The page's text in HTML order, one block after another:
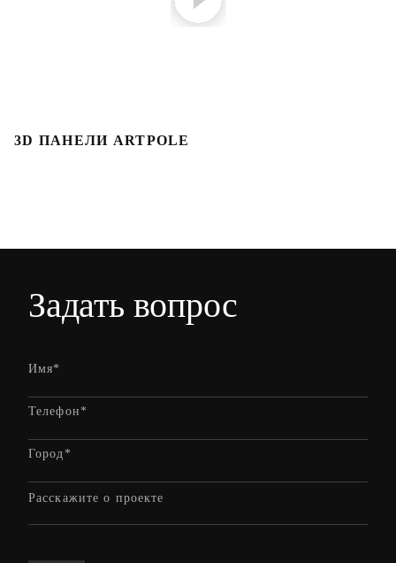
3D ПАНЕЛИ ARTPOLE
Задать вопрос